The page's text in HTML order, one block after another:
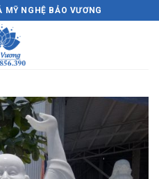
NGHỆ BẢO VƯƠNG